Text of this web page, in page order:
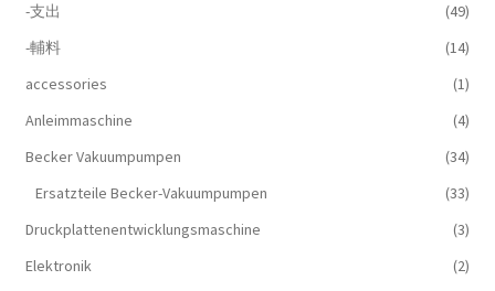
-支出
(49)
-輔料
(14)
accessories
(1)
Anleimmaschine
(4)
Becker Vakuumpumpen
(34)
Ersatzteile Becker-Vakuumpumpen
(33)
Druckplattenentwicklungsmaschine
(3)
Elektronik
(2)